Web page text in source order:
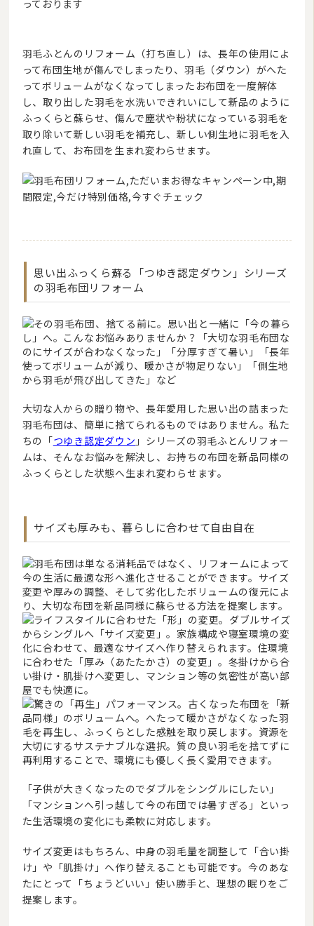
羽毛ふとんのリフォーム（打ち直し）は、長年の使用によ
って布団生地が傷んでしまったり、羽毛（ダウン）がへた
ってボリュームがなくなってしまったお布団を一度解体
し、取り出した羽毛を水洗いできれいにして新品のように
ふっくらと蘇らせ、傷んで塵状や粉状になっている羽毛を
取り除いて新しい羽毛を補充し、新しい側生地に羽毛を入
れ直して、お布団を生まれ変わらせます。
思い出ふっくら蘇る「つゆき認定ダウン」シリーズ
の羽毛布団リフォーム
大切な人からの贈り物や、長年愛用した思い出の詰まった
羽毛布団は、簡単に捨てられるものではありません。私た
ちの「つゆき認定ダウン 」シリーズの羽毛ふとんリフォー
ムは、そんなお悩みを解決し、お持ちの布団を新品同様の
ふっくらとした状態へ生まれ変わらせます。
サイズも厚みも、暮らしに合わせて自由自在
「子供が大きくなったのでダブルをシングルにしたい」
「マンションへ引っ越して今の布団では暑すぎる」といっ
た生活環境の変化にも柔軟に対応します。
サイズ変更はもちろん、中身の羽毛量を調整して「合い掛
け」や「肌掛け」へ作り替えることも可能です。今のあな
たにとって「ちょうどいい」使い勝手と、理想の眠りをご
提案します。